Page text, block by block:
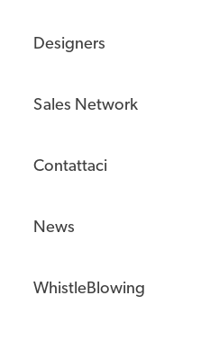
Designers
Sales Network
Contattaci
News
WhistleBlowing